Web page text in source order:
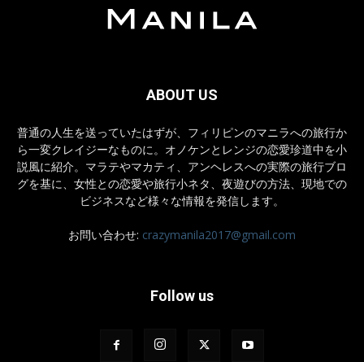
ABOUT US
普通の人生を送っていたはずが、フィリピンのマニラへの旅行か
ら一変クレイジーなものに。オノケンとレンジの恋愛珍道中を小
説風に紹介。マラテやマカティ、アンヘレスへの実際の旅行ブロ
グを基に、女性との恋愛や旅行小ネタ、夜遊びの方法、現地での
ビジネスなど様々な情報を発信します。
お問い合わせ: crazymanila2017@gmail.com
Follow us